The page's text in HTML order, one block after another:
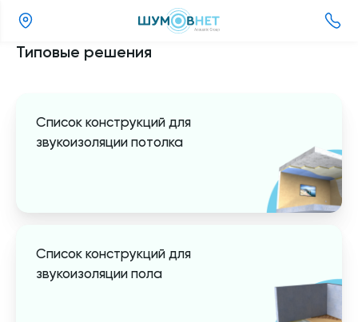
Типовые решения
Список конструкций для
звукоизоляции потолка
Список конструкций для
звукоизоляции пола